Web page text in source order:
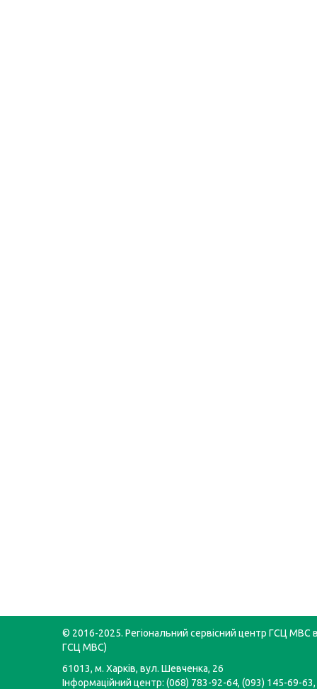
© 2016-2025. Регіональний сервісний центр ГСЦ МВС в
ГСЦ МВС)
61013, м. Харків, вул. Шевченка, 26
Інформаційний центр: (068) 783-92-64, (093) 145-69-